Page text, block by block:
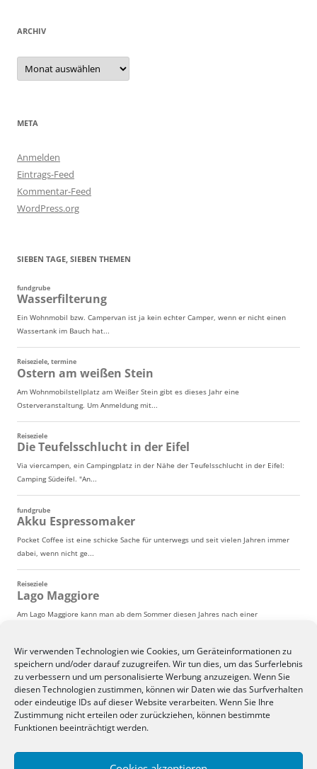
Wir verwenden Technologien wie Cookies, um Geräteinformationen zu
speichern und/oder darauf zuzugreifen. Wir tun dies, um das Surferlebnis
zu verbessern und um personalisierte Werbung anzuzeigen. Wenn Sie
diesen Technologien zustimmen, können wir Daten wie das Surfverhalten
oder eindeutige IDs auf dieser Website verarbeiten. Wenn Sie Ihre
Zustimmung nicht erteilen oder zurückziehen, können bestimmte
Funktionen beeinträchtigt werden.
ARCHIV
Archiv
META
Anmelden
Eintrags-Feed
Kommentar-Feed
WordPress.org
SIEBEN TAGE, SIEBEN THEMEN